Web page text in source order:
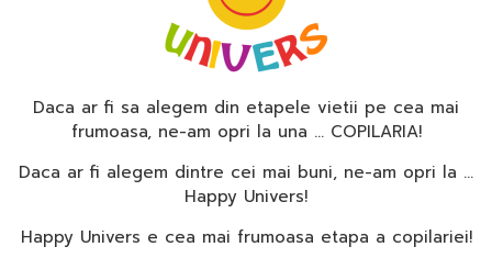
Daca ar fi sa alegem din etapele vietii pe cea mai
frumoasa, ne-am opri la una … COPILARIA!
Daca ar fi alegem dintre cei mai buni, ne-am opri la …
Happy Univers!
Happy Univers e cea mai frumoasa etapa a copilariei!